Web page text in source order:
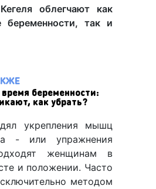
облегчают как
беременности, так и
беременности:
как убрать?
укрепления мышц
- или упражнения
женщинам в
и положении. Часто
методом